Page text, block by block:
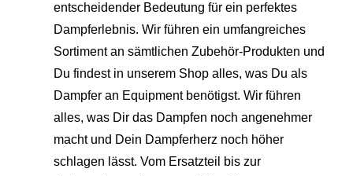
entscheidender Bedeutung für ein perfektes
Dampferlebnis. Wir führen ein umfangreiches
Sortiment an sämtlichen Zubehör-Produkten und
Du findest in unserem Shop alles, was Du als
Dampfer an Equipment benötigst. Wir führen
alles, was Dir das Dampfen noch angenehmer
macht und Dein Dampferherz noch höher
schlagen lässt. Vom Ersatzteil bis zur